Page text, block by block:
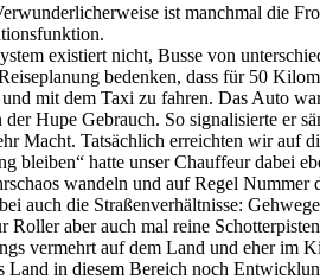
ist manchmal die
existiert nicht, Busse von
bedenken, dass für 50
mit dem Taxi zu fahren. Das Auto
Hupe Gebrauch. So signalisierte er
Macht. Tatsächlich erreichten wir auf
bleiben“ hatte unser Chauffeur dabei
wandeln und auf Regel Nummer
auch die Straßenverhältnisse:
Roller aber auch mal reine
vermehrt auf dem Land und eher im
Land in diesem Bereich noch